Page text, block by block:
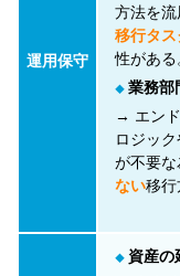
運用保守
方法を流
移行タ
性がある
◆ 業務部
→ エン
ロジッ
が不要な
ない移行
◆ 資産の